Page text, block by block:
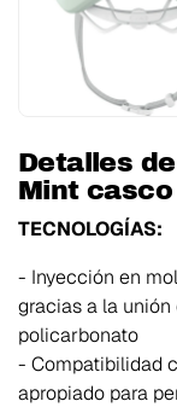
Detalles
Mint casco
TECNOLOGÍAS:
- Inyección en
gracias a la unión
policarbonato
- Compatibilidad
apropiado para